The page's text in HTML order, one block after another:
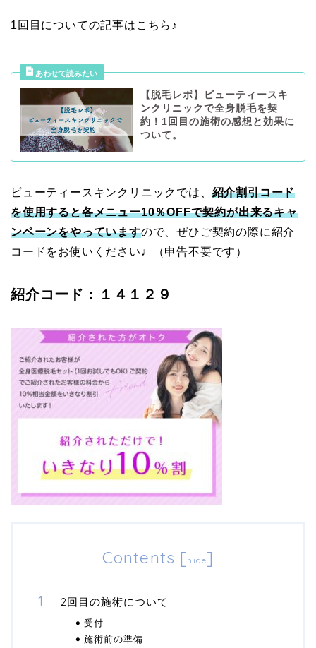
1回目についての記事はこちら♪
【脱毛レポ】ビューティースキ
ンクリニックで全身脱毛を契
約！1回目の施術の感想と効果に
ついて。
ビューティースキンクリニックでは、 紹介割引コード
を使用すると各メニュー10％OFFで契約が出来るキャ
ンペーンをやっていますので、ぜひご契約の際に紹介
コードをお使いください♩（申告不要です）
紹介コード：１４１２９
Contents [ hide]
2回目の施術について
受付
施術前の準備